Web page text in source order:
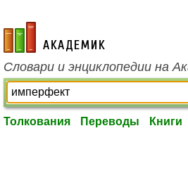
academic.ru
Словари и энциклопедии на
Толкования Переводы Книги